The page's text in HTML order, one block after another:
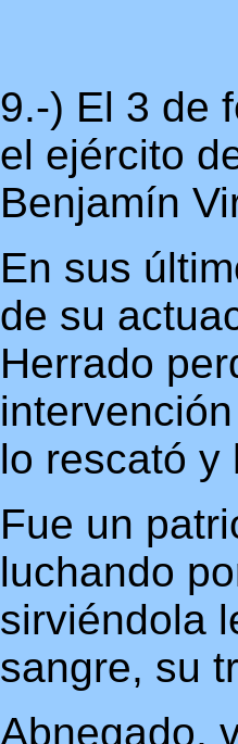
9.-) El 3 de
el ejército
Benjamín
En sus
de su
Herrado
lo rescató y
Fue un
luchando
sirviéndola
sangre, su
Abnegado,